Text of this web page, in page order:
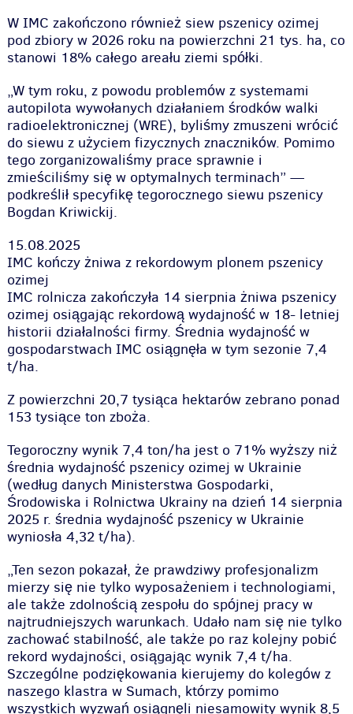
W IMC zakończono również siew pszenicy ozimej
pod zbiory w 2026 roku na powierzchni 21 tys. ha, co
stanowi 18% całego areału ziemi spółki.
„W tym roku, z powodu problemów z systemami
autopilota wywołanych działaniem środków walki
radioelektronicznej (WRE), byliśmy zmuszeni wrócić
do siewu z użyciem fizycznych znaczników. Pomimo
tego zorganizowaliśmy prace sprawnie i
zmieściliśmy się w optymalnych terminach” —
podkreślił specyfikę tegorocznego siewu pszenicy
Bogdan Kriwickij.
15.08.2025
IMC kończy żniwa z rekordowym plonem pszenicy
ozimej
IMC rolnicza zakończyła 14 sierpnia żniwa pszenicy
ozimej osiągając rekordową wydajność w 18- letniej
historii działalności firmy. Średnia wydajność w
gospodarstwach IMC osiągnęła w tym sezonie 7,4
t/ha.
Z powierzchni 20,7 tysiąca hektarów zebrano ponad
153 tysiące ton zboża.
Tegoroczny wynik 7,4 ton/ha jest o 71% wyższy niż
średnia wydajność pszenicy ozimej w Ukrainie
(według danych Ministerstwa Gospodarki,
Środowiska i Rolnictwa Ukrainy na dzień 14 sierpnia
2025 r. średnia wydajność pszenicy w Ukrainie
wyniosła 4,32 t/ha).
„Ten sezon pokazał, że prawdziwy profesjonalizm
mierzy się nie tylko wyposażeniem i technologiami,
ale także zdolnością zespołu do spójnej pracy w
najtrudniejszych warunkach. Udało nam się nie tylko
zachować stabilność, ale także po raz kolejny pobić
rekord wydajności, osiągając wynik 7,4 t/ha.
Szczególne podziękowania kierujemy do kolegów z
naszego klastra w Sumach, którzy pomimo
wszystkich wyzwań osiągnęli niesamowity wynik 8,5